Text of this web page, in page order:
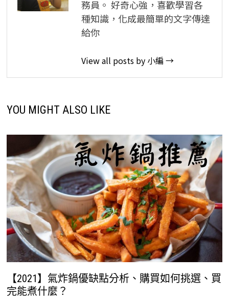
務員。 好奇心強，喜歡學習各
種知識，化成最簡單的文字傳達
給你
View all posts by 小編 →
YOU MIGHT ALSO LIKE
【2021】氣炸鍋優缺點分析、購買如何挑選、買
完能煮什麼？